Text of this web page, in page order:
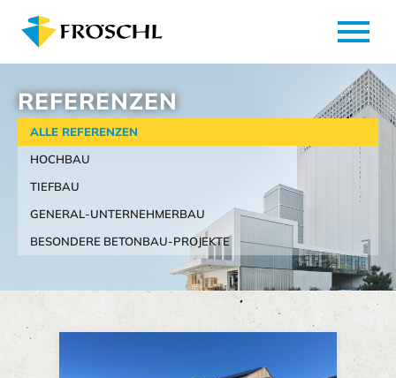
menu
REFERENZEN
ALLE REFERENZEN
HOCHBAU
TIEFBAU
GENERAL-UNTERNEHMERBAU
BESONDERE BETONBAU-PROJEKTE